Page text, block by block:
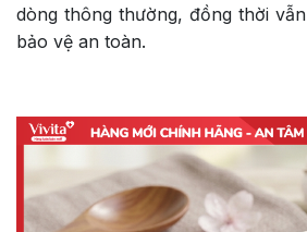
dòng thông thường, đồng thời
bảo vệ an toàn.